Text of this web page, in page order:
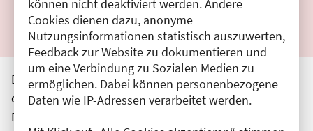
können nicht deaktiviert werden. Andere
Cookies dienen dazu, anonyme
Nutzungsinformationen statistisch auszuwerten,
Feedback zur Website zu dokumentieren und
um eine Verbindung zu Sozialen Medien zu
ermöglichen. Dabei können personenbezogene
Daten wie IP-Adressen verarbeitet werden.
Die hier aufgeführten Veranstaltungen entsprechen
den unmittelbar vom Veranstalter getätigten Angaben.
Die Ärztekammer Berlin übernimmt keine